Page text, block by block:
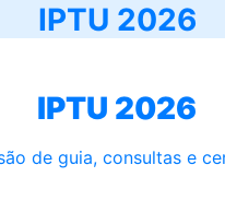
IPTU 2026
IPTU 2026
de guia, consultas e